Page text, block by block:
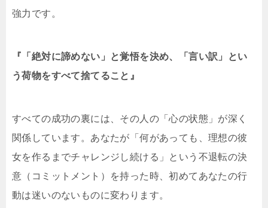
強力です。
『「絶対に諦めない」と覚悟を決め、「言い訳」とい
う荷物をすべて捨てること』
すべての成功の裏には、その人の「心の状態」が深く
関係しています。あなたが「何があっても、理想の彼
女を作るまでチャレンジし続ける」という不退転の決
意（コミットメント）を持った時、初めてあなたの行
動は迷いのないものに変わります。